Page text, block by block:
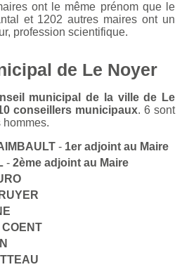
ont le même prénom que le
et 1202 autres maires ont un
profession scientifique.
de Le Noyer
municipal de la ville de Le
conseillers municipaux. 6 sont
hommes.
- 1er adjoint au Maire
- 2ème adjoint au Maire